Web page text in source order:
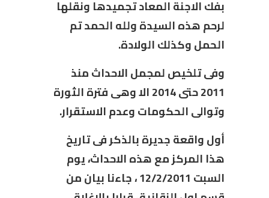
بفك الاجنة المعاد تجميدها ونقلها
لرحم هذه السيدة ولله الحمد تم
الحمل وكذلك الولادة.
وفى تلخيص لمجمل الاحداث منذ
2011 حتى 2014 الا وهى فترة الثورة
وتوالى الحكومات وعدم الاستقرار.
أول واقعة جديرة بالذكر فى تاريخ
هذا المركز مع هذه الاحداث، يوم
السبت 12/2/2011 ، جاءنا بيان من